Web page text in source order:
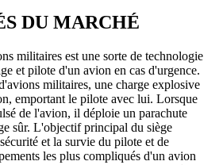
DU MARCHÉ
militaires est une sorte de technologie
et pilote d'un avion en cas d'urgence.
militaires, une charge explosive
emportant le pilote avec lui. Lorsque
de l'avion, il déploie un parachute
sûr. L'objectif principal du siège
et la survie du pilote et de
les plus compliqués d'un avion